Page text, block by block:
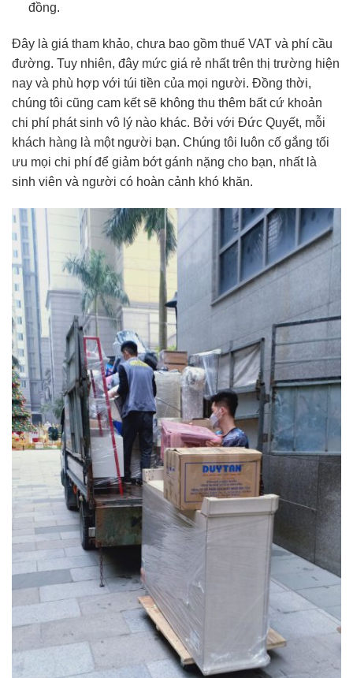
đồng.
Đây là giá tham khảo, chưa bao gồm thuế VAT và phí cầu
đường. Tuy nhiên, đây mức giá rẻ nhất trên thị trường hiện
nay và phù hợp với túi tiền của mọi người. Đồng thời,
chúng tôi cũng cam kết sẽ không thu thêm bất cứ khoản
chi phí phát sinh vô lý nào khác. Bởi với Đức Quyết, mỗi
khách hàng là một người bạn. Chúng tôi luôn cố gắng tối
ưu mọi chi phí để giảm bớt gánh nặng cho bạn, nhất là
sinh viên và người có hoàn cảnh khó khăn.